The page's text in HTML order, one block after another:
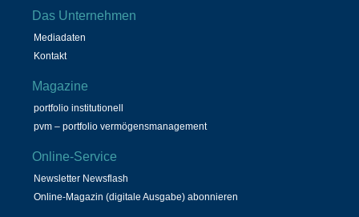
Das Unternehmen
Mediadaten
Kontakt
Magazine
portfolio institutionell
pvm – portfolio vermögensmanagement
Online-Service
Newsletter Newsflash
Online-Magazin (digitale Ausgabe) abonnieren